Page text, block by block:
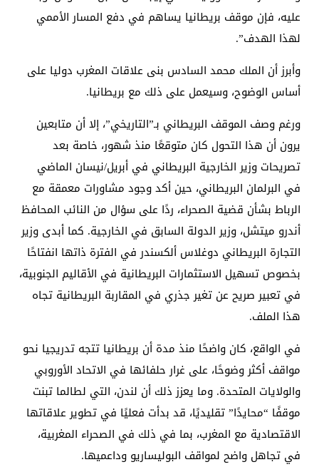
عليه، فإن موقف بريطانيا يساهم في دفع المسار الأممي
لهذا الهدف”.
وأبرز أن الملك محمد السادس بنى علاقات المغرب دوليا على
أساس الوضوح، وسيعمل على ذلك مع بريطانيا.
ورغم وصف الموقف البريطاني بـ”التاريخي”، إلا أن متابعين
يرون أن هذا التحول كان متوقعًا منذ شهور، خاصة بعد
تصريحات وزير الخارجية البريطاني في أبريل/نيسان الماضي
في البرلمان البريطاني، حين أكد وجود مشاورات معمقة مع
الرباط بشأن قضية الصحراء، ردًا على سؤال من النائب المحافظ
أندرو ميتشل، وزير الدولة السابق في الخارجية. كما أبدى وزير
التجارة البريطاني دوغلاس ألكسندر في الفترة ذاتها انفتاحًا
بخصوص تسهيل الاستثمارات البريطانية في الأقاليم الجنوبية،
في تعبير صريح عن تغير جذري في المقاربة البريطانية تجاه
هذا الملف.
في الواقع، كان واضحًا منذ مدة أن بريطانيا تتجه تدريجيا نحو
مواقف أكثر وضوحًا، على غرار حلفائها في الاتحاد الأوروبي
والولايات المتحدة. وما يعزز ذلك أن لندن، التي لطالما تبنت
موقفًا “محايدًا” تقليديًا، قد بدأت فعليًا في تطوير علاقاتها
الاقتصادية مع المغرب، بما في ذلك في الصحراء المغربية،
في تجاهل واضح لمواقف البوليساريو وداعميها.